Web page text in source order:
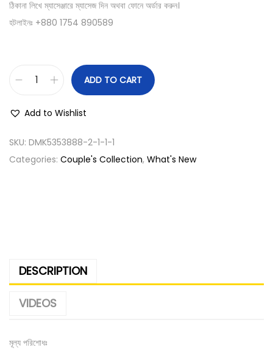
ঠিকানা লিখে ম্যাসেঞ্জারে ম্যাসেজ দিন অথবা ফোনে অর্ডার করুন।
হটলাইনঃ +880 1754 890589
ADD TO CART
Add to Wishlist
SKU: DMK5353888-2-1-1-1
Categories: Couple's Collection, What's New
DESCRIPTION
VIDEOS
মূল্য পরিশোধঃ